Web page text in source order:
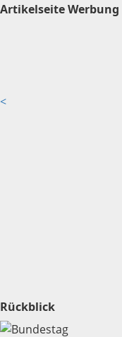
Artikelseite Werbung
<
Rückblick